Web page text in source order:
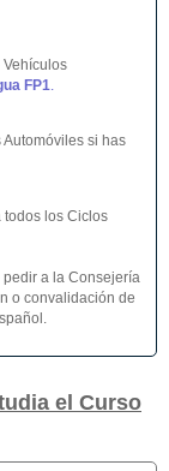
Vehículos
FP1.
si has
todos los Ciclos
pedir a la Consejería
o convalidación de
el Curso